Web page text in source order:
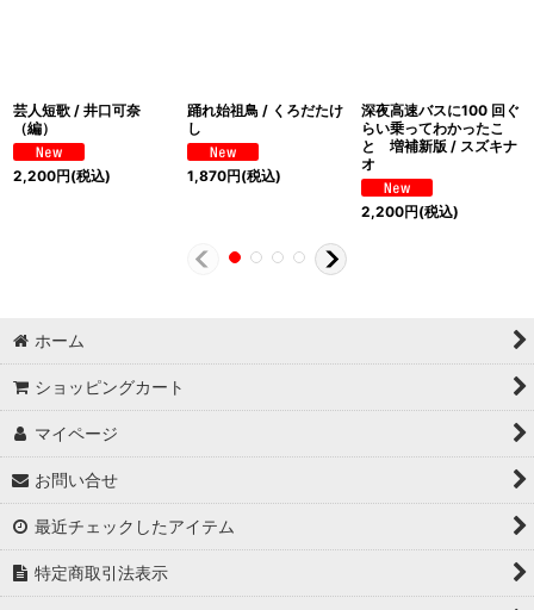
芸人短歌 / 井口可奈
（編）
2,200円(税込)
踊れ始祖鳥 / くろだたけ
し
1,870円(税込)
深夜高速バスに100 回ぐ
らい乗ってわかったこ
と 増補新版 / スズキナ
オ
2,200円(税込)
ホーム
ショッピングカート
マイページ
お問い合せ
最近チェックしたアイテム
特定商取引法表示